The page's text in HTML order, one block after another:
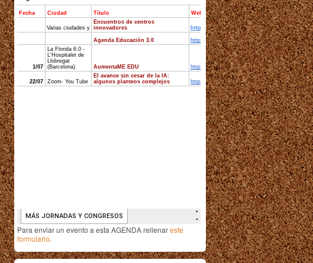
Para enviar un evento a esta AGENDA rellenareste
formulario.